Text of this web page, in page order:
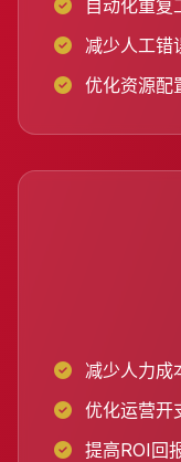
自动化重复
减少人工错
优化资源配
减少人力成
优化运营开
提高ROI回